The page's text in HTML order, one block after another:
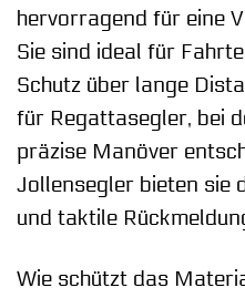
hervorragend für eine
Sie sind ideal für
Schutz über lange
für Regattasegler, bei
präzise Manöver
Jollensegler bieten sie
und taktile
Wie schützt das